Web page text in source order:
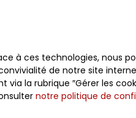
Bloctel, CS 61311, 41013
sur le traitement de vos
politique de
à ces technologies, nous
de notre site
la rubrique ″Gérer les
notre politique de